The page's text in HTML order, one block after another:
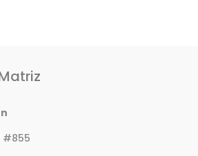
#855